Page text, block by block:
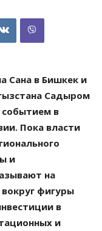
Сана в Бишкек и
Садыром
в
Пока власти
и
на
фигуры
в
и